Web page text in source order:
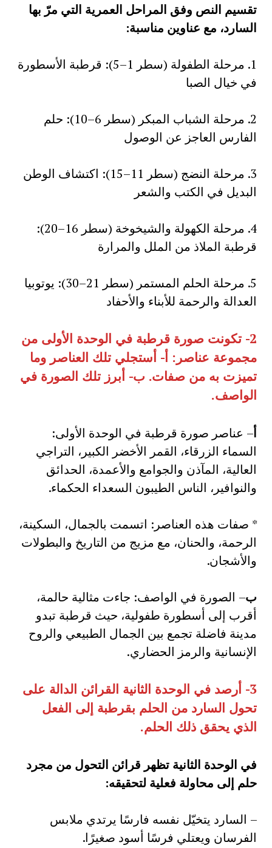
تقسيم النص وفق المراحل العمرية التي مرّ بها
السارد، مع عناوين مناسبة:
1. مرحلة الطفولة (سطر 1–5): قرطبة الأسطورة
في خيال الصبا
2. مرحلة الشباب المبكر (سطر 6–10): حلم
الفارس العاجز عن الوصول
3. مرحلة النضج (سطر 11–15): اكتشاف الوطن
البديل في الكتب والشعر
4. مرحلة الكهولة والشيخوخة (سطر 16–20):
قرطبة الملاذ من الملل والمرارة
5. مرحلة الحلم المستمر (سطر 21–30): يوتوبيا
العدالة والرحمة للأبناء والأحفاد
2- تكونت صورة قرطبة في الوحدة الأولى من
مجموعة عناصر: أ- أستجلي تلك العناصر وما
تميزت به من صفات. ب- أبرز تلك الصورة في
الواصف.
أ– عناصر صورة قرطبة في الوحدة الأولى:
السماء الزرقاء، القمر الأخضر الكبير، التراجي
العالية، المآذن والجوامع والأعمدة، الحدائق
والنوافير، الناس الطيبون السعداء الحكماء.
* صفات هذه العناصر: اتسمت بالجمال، السكينة،
الرحمة، والحنان، مع مزيج من التاريخ والبطولات
والأشجان.
ب– الصورة في الواصف: جاءت مثالية حالمة،
أقرب إلى أسطورة طفولية، حيث قرطبة تبدو
مدينة فاضلة تجمع بين الجمال الطبيعي والروح
الإنسانية والرمز الحضاري.
3- أرصد في الوحدة الثانية القرائن الدالة على
تحول السارد من الحلم بقرطبة إلى الفعل
الذي يحقق ذلك الحلم.
في الوحدة الثانية تظهر قرائن التحول من مجرد
حلم إلى محاولة فعلية لتحقيقه:
– السارد يتخيّل نفسه فارسًا يرتدي ملابس
الفرسان ويعتلي فرسًا أسود صغيرًا.